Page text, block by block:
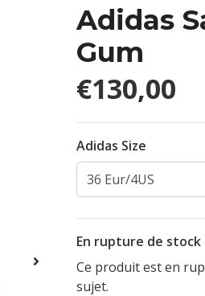
Adidas
Gum
€130,00
Adidas Size
En rupture de stock
Ce produit est en
sujet.